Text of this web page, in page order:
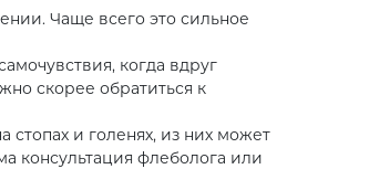
Чаще всего это сильное
когда вдруг
скорее обратиться к
стопах и голенях, из них может
консультация флеболога или